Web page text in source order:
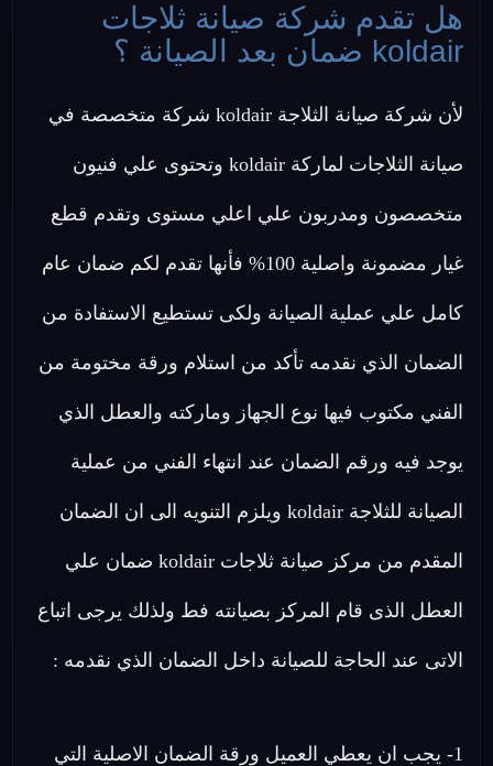
هل تقدم شركة صيانة ثلاجات
koldair ضمان بعد الصيانة ؟
لأن شركة صيانة الثلاجة koldair شركة متخصصة في
صيانة الثلاجات لماركة koldair وتحتوى علي فنيون
متخصصون ومدربون علي اعلي مستوى وتقدم قطع
غيار مضمونة واصلية 100% فأنها تقدم لكم ضمان عام
كامل علي عملية الصيانة ولكى تستطيع الاستفادة من
الضمان الذي نقدمه تأكد من استلام ورقة مختومة من
الفني مكتوب فيها نوع الجهاز وماركته والعطل الذي
يوجد فيه ورقم الضمان عند انتهاء الفني من عملية
الصيانة للثلاجة koldair ويلزم التنويه الى ان الضمان
المقدم من مركز صيانة ثلاجات koldair ضمان علي
العطل الذى قام المركز بصيانته فط ولذلك يرجى اتباع
الاتى عند الحاجة للصيانة داخل الضمان الذي نقدمه :
1- يجب ان يعطي العميل ورقة الضمان الاصلية التي